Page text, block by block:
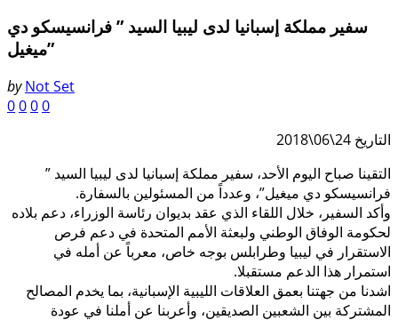
سفير مملكة إسبانيا لدى ليبيا السيد ” فرانسيسكو دي
ميغيل”
by Not Set
0000
التاريخ 24\06\2018
التقينا صباح اليوم الأحد، سفير مملكة إسبانيا لدى ليبيا السيد ”
فرانسيسكو دي ميغيل”، وعدداً من المسئولين بالسفارة.
وأكد السفير، خلال اللقاء الذي عقد بديوان رئاسة الوزراء، دعم بلاده
لحكومة الوفاق الوطني ولبعثة الأمم المتحدة في دعم فرص
الاستقرار في ليبيا وطرابلس بوجه خاص، معرباً عن أمله في
استمرار هذا الدعم مستقبلا.
اشدنا من جهتنا بعمق العلاقات الليبية الإسبانية، بما يخدم المصالح
المشتركة بين الشعبين الصديقين، وأعربنا عن أملنا في عودة